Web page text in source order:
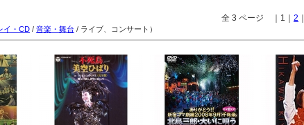
全 3 ページ ｜1｜ 2
イ・CD / 音楽・舞台 / ライブ、コンサート）